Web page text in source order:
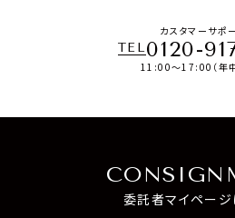
カスタマーサポ
TEL0120-
11:00～17:00（年中
委託者マイページ